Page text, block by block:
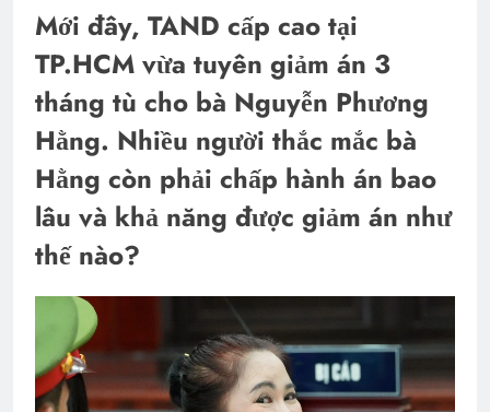
Mới đây, TAND cấp cao tại
TP.HCM vừa tuyên giảm án 3
tháng tù cho bà Nguyễn Phương
Hằng. Nhiều người thắc mắc bà
Hằng còn phải chấp hành án bao
lâu và khả năng được giảm án như
thế nào?